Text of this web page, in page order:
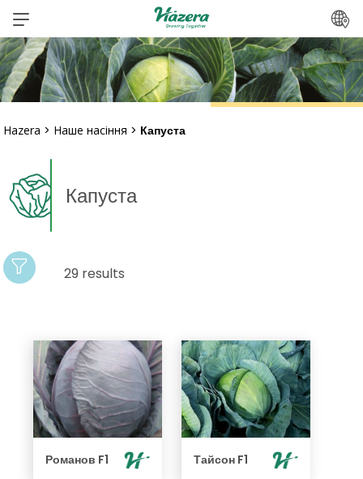
Перейти
до
вмісту
Hazera > Наше насіння > Капуста
Капуста
29 results
Романов F1 Тайсон F1